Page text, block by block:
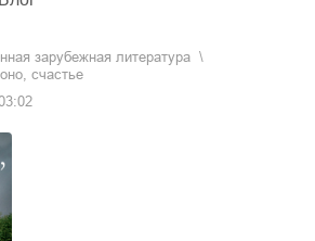
зарубежная литература
счастье